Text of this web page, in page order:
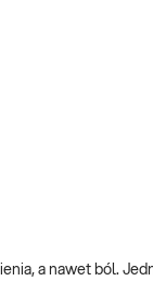
a nawet ból.